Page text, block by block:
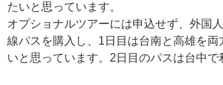
たいと思っています。
オプショナルツアーには申込せず、外国
線パスを購入し、1日目は台南と高雄を両
いと思っています。2日目のパスは台中で